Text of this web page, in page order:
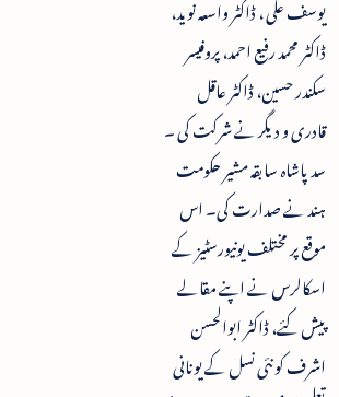
یوسف علی ، ڈاکٹر واسعہ نوید،
ڈاکٹر محمد رفیع احمد، پروفیسر
سکندر حسین، ڈاکٹر عاقل
قادری و دیگر نے شرکت کی ۔
سد پاشاہ سابقہ مشیر حکومت
ہند نے صدارت کی۔ اس
موقع پر مختلف یونیورسٹیز کے
اسکالرس نے اپنے مقالے
پیش کئے، ڈاکٹر ابوالحسن
اشرف کو نئی نسل کے یونانی